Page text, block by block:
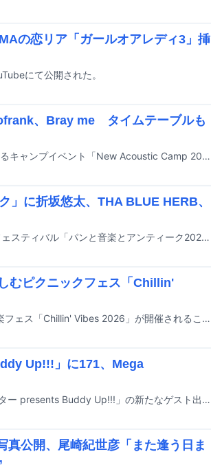
の恋リア「ガールオアレディ3」挿
にて公開された。
、Bray me タイムテーブルも
9月19、20日に群馬・水上高原リゾート200で開催されるキャンプイベント「New Acoustic Camp 2026 ～わらう、うたう、たべる、ねっころがる。～」の第5弾出演アーティストが発表された。
」に折坂悠太、THA BLUE HERB、
9月19、20日に東京・東京オーヴァル京王閣にて音楽フェスティバル「パンと音楽とアンティーク2026秋」が開催される。
むピクニックフェス「Chillin'
10月24日に大阪・万博記念公園もみじ川芝生広場で音楽フェス「Chillin' Vibes 2026」が開催されることが決定した。
Up!!!」に171、Mega
サバシスターが9月から行うツーマンツアー「サバシスター presents Buddy Up!!!」の新たなゲスト出演者が発表された。
真公開、尾崎紀世彦「また逢う日ま